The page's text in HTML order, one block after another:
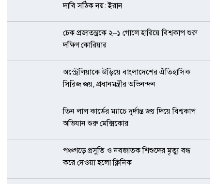
দাবি সঠিক নয়: ইরান
চেক প্রজাতন্ত্রকে ২–১ গোলে হারিয়ে বিশ্বকাপ শুরু
দক্ষিণ কোরিয়ার
অস্ট্রেলিয়াকে উড়িয়ে বাংলাদেশের ঐতিহাসিক
সিরিজ জয়, প্রধানমন্ত্রীর অভিনন্দন
তিন লাল কার্ডের ম্যাচে দুর্দান্ত জয় দিয়ে বিশ্বকাপ
অভিযান শুরু মেক্সিকোর
পঞ্চগড়ে প্রসুতি ও নবজাতক শিশুদের মৃত্যু বন্ধ
করে দেওয়া হলো ক্লিনিক